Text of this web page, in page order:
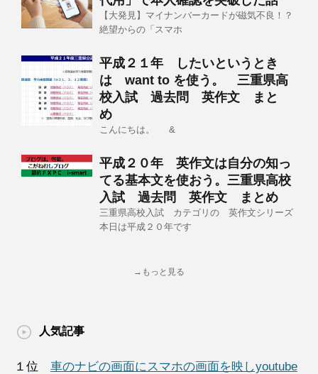
【大発見】マイナンバーカードが磁気不良！？
絶望からの「スマホ
平成２１年 したいというとき
は want to を使う。 三重県高
校入試 過去問 英作文 まと
め
こんにちは。 &
平成２０年 英作文は自分の知っ
てる基本文を使おう。三重県高校
入試 過去問 英作文 まとめ
三重県高校入試 カテゴリの 英作文シリーズ
本日は平成２０年です
→もっと見る
人気記事
１位 車のナビの画面にスマホの画面を映しyoutube